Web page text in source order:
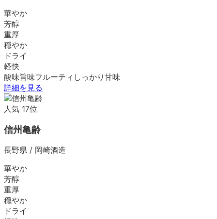
華やか
芳醇
重厚
穏やか
ドライ
軽快
酸味旨味フルーティ しっかり 甘味
詳細を見る
人気 17位
信州亀齢
長野県 / 岡崎酒造
華やか
芳醇
重厚
穏やか
ドライ